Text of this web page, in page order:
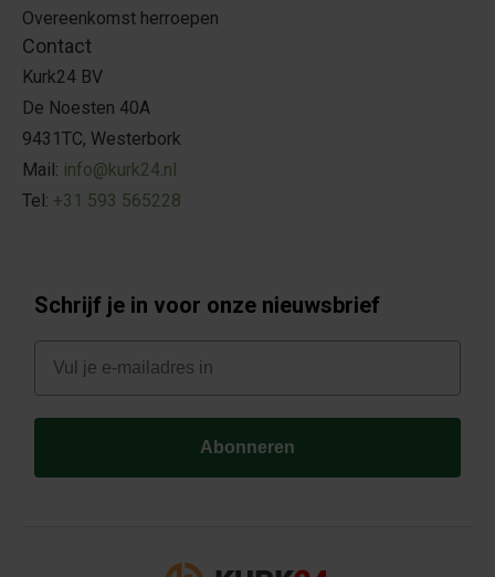
Overeenkomst herroepen
Contact
Kurk24 BV
De Noesten 40A
9431TC, Westerbork
Mail: info@kurk24.nl
Tel: +31 593 565228
Schrijf je in voor onze nieuwsbrief
E-mail
Abonneren